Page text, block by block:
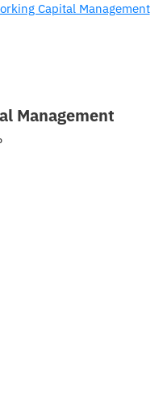
Capital Management
Management